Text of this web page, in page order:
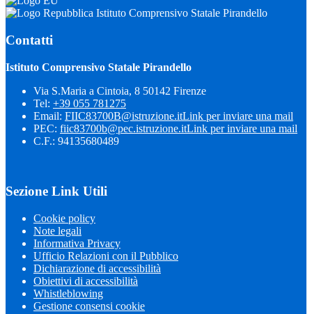
Istituto Comprensivo Statale Pirandello
Contatti
Istituto Comprensivo Statale Pirandello
Via S.Maria a Cintoia, 8 50142 Firenze
Tel: +39 055 781275
Email: FIIC83700B@istruzione.itLink per inviare una mail
PEC: fiic83700b@pec.istruzione.itLink per inviare una mail
C.F.: 94135680489
Sezione Link Utili
Cookie policy
Note legali
Informativa Privacy
Ufficio Relazioni con il Pubblico
Dichiarazione di accessibilità
Obiettivi di accessibilità
Whistleblowing
Gestione consensi cookie